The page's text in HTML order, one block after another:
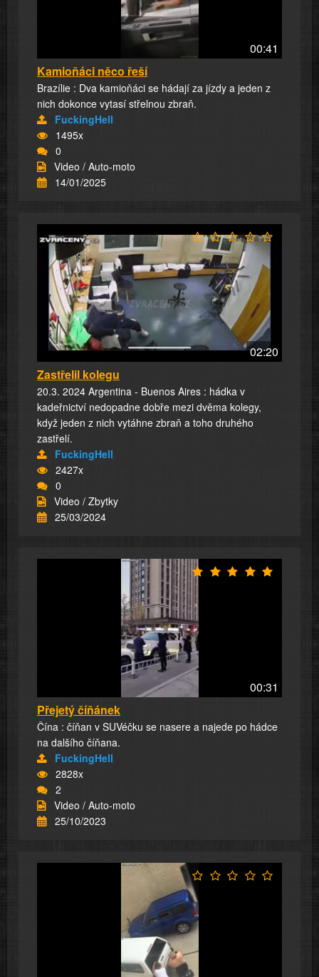
00:41
Kamioňáci něco řeší
Brazílie : Dva kamioňáci se hádají za jízdy a jeden z
nich dokonce vytasí střelnou zbraň.
FuckingHell
1495x
0
Video / Auto-moto
14/01/2025
02:20
Zastřelil kolegu
20.3. 2024 Argentina - Buenos Aires : hádka v
kadeřnictví nedopadne dobře mezi dvěma kolegy,
když jeden z nich vytáhne zbraň a toho druhého
zastřelí.
FuckingHell
2427x
0
Video / Zbytky
25/03/2024
00:31
Přejetý číňánek
Čína : číňan v SUVéčku se nasere a najede po hádce
na dalšího číňana.
FuckingHell
2828x
2
Video / Auto-moto
25/10/2023